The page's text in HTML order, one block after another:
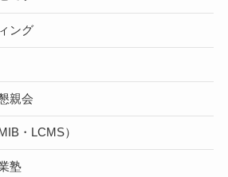
ング
親会
・LCMS）
塾